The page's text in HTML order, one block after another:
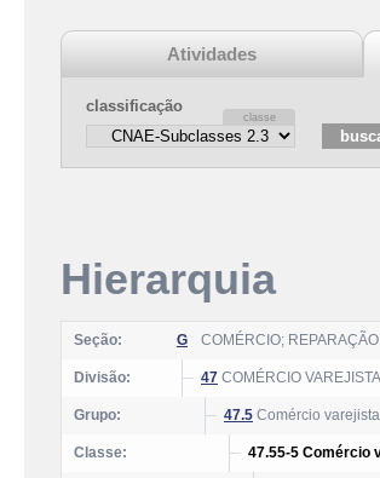
Atividades
classificação
Hierarquia
Seção: G COMÉRCIO;
Divisão: 47 COMÉRCIO VAREJISTA
Grupo: 47.5 Comércio
Classe: 47.55-5 Comércio